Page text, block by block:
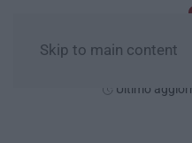
Skip to main content
Ultimo